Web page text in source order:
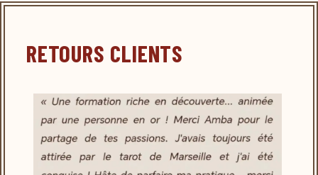
RETOURS CLIENTS